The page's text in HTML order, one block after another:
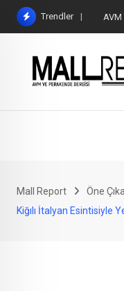
Skip
Trendler
Mall Report
Öne
Kiğılı İtalyan Esintisiyle